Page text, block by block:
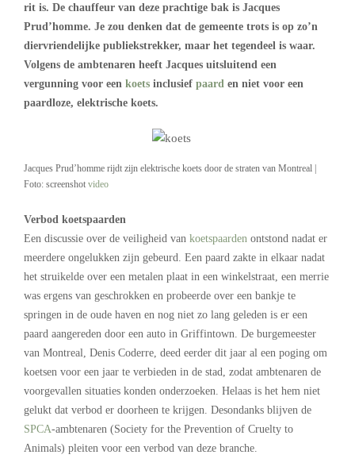
rit is. De chauffeur van deze prachtige bak is Jacques
Prud’homme. Je zou denken dat de gemeente trots is op zo’n
diervriendelijke publiekstrekker, maar het tegendeel is waar.
Volgens de ambtenaren heeft Jacques uitsluitend een
vergunning voor een koets inclusief paard en niet voor een
paardloze, elektrische koets.
Jacques Prud’homme rijdt zijn elektrische koets door de straten van Montreal |
Foto: screenshot video
Verbod koetspaarden
Een discussie over de veiligheid van koetspaarden ontstond nadat er
meerdere ongelukken zijn gebeurd. Een paard zakte in elkaar nadat
het struikelde over een metalen plaat in een winkelstraat, een merrie
was ergens van geschrokken en probeerde over een bankje te
springen in de oude haven en nog niet zo lang geleden is er een
paard aangereden door een auto in Griffintown. De burgemeester
van Montreal, Denis Coderre, deed eerder dit jaar al een poging om
koetsen voor een jaar te verbieden in de stad, zodat ambtenaren de
voorgevallen situaties konden onderzoeken. Helaas is het hem niet
gelukt dat verbod er doorheen te krijgen. Desondanks blijven de
SPCA-ambtenaren (Society for the Prevention of Cruelty to
Animals) pleiten voor een verbod van deze branche.